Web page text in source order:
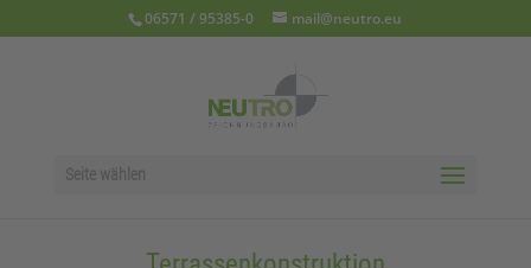
06571 / 95385-0 mail@neutro.eu
Seite wählen